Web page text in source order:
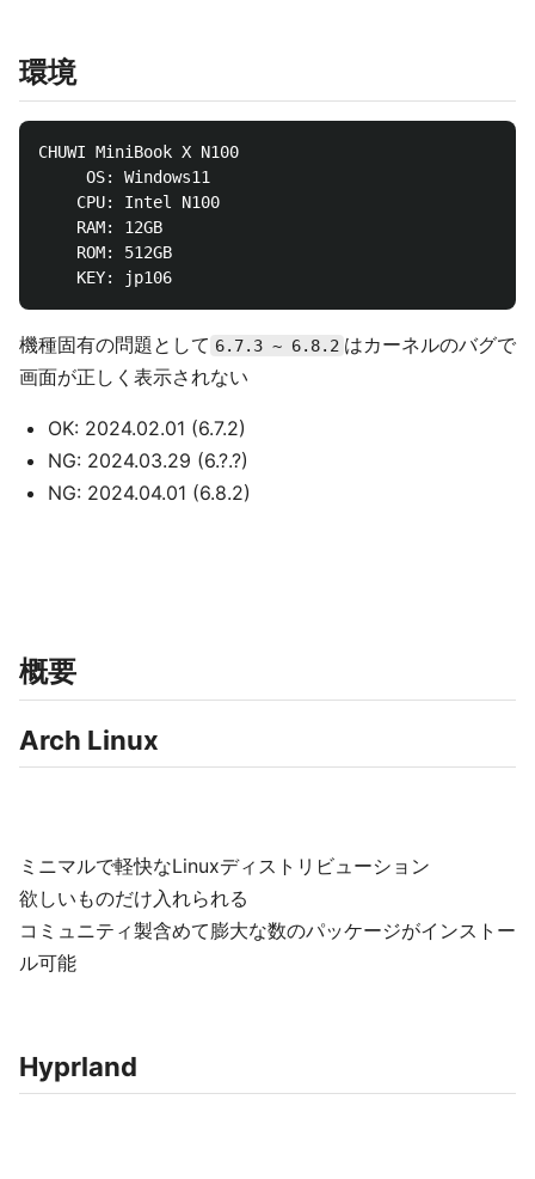
環境
CHUWI MiniBook X N100
     OS: Windows11
    CPU: Intel N100
    RAM: 12GB
    ROM: 512GB
機種固有の問題として 6.7.3 ~ 6.8.2 はカーネルのバグで
画面が正しく表示されない
OK: 2024.02.01 (6.7.2)
NG: 2024.03.29 (6.?.?)
NG: 2024.04.01 (6.8.2)
概要
Arch Linux
ミニマルで軽快なLinuxディストリビューション
欲しいものだけ入れられる
コミュニティ製含めて膨大な数のパッケージがインストー
ル可能
Hyprland